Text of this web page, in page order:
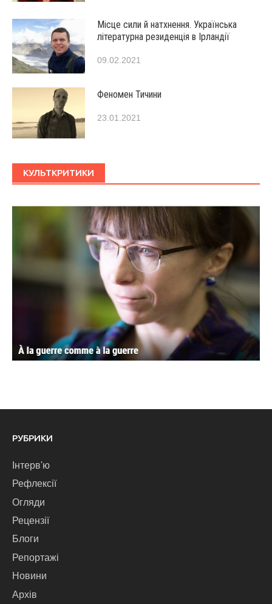
Місце сили й натхнення. Українська
літературна резиденція в Ірландії
09.02.2021
Феномен Тичини
23.01.2021
КУЛЬТКРИТИКИ
РУБРИКИ
Інтерв'ю
Рефлексії
Огляди
Рецензії
Блоги
Репортажі
Новини
Архів